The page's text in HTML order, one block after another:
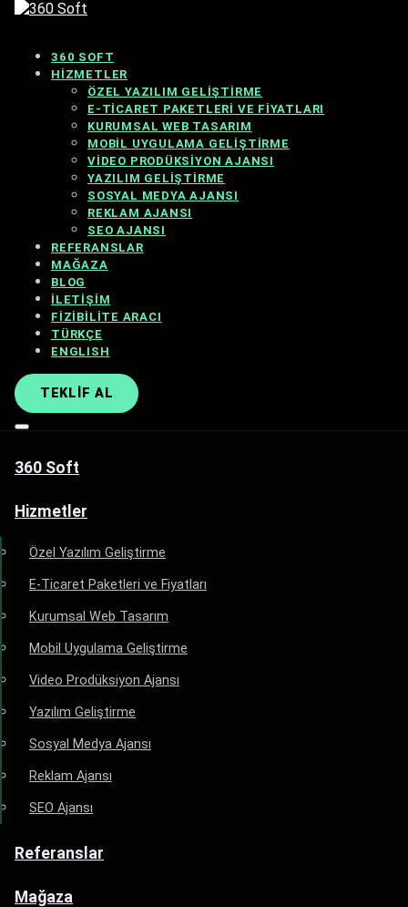
360 SOFT
HIZMETLER
ÖZEL YAZILIM GELIŞTIRME
E-TICARET PAKETLERI VE FIYATLARI
KURUMSAL WEB TASARIM
MOBIL UYGULAMA GELIŞTIRME
VIDEO PRODÜKSIYON AJANSI
YAZILIM GELIŞTIRME
SOSYAL MEDYA AJANSI
REKLAM AJANSI
SEO AJANSI
REFERANSLAR
MAĞAZA
BLOG
İLETIŞIM
FIZIBILITE ARACI
TÜRKÇE
ENGLISH
TEKLIF AL
360 Soft
Hizmetler
Özel Yazılım Geliştirme
E-Ticaret Paketleri ve Fiyatları
Kurumsal Web Tasarım
Mobil Uygulama Geliştirme
Video Prodüksiyon Ajansı
Yazılım Geliştirme
Sosyal Medya Ajansı
Reklam Ajansı
SEO Ajansı
Referanslar
Mağaza